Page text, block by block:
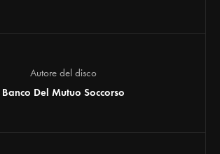
Autore del disco
Banco Del Mutuo Soccorso